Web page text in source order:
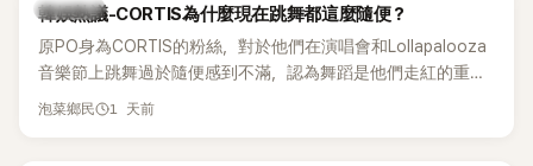
熱議討論
韓娛熱議-CORTIS為什麼現在跳舞都這麼隨便？
原PO身為CORTIS的粉絲，對於他們在演唱會和Lollapalooza
音樂節上跳舞過於隨便感到不滿，認為舞蹈是他們走紅的重要
原因，希望他們能更認真地表演。
泡菜鄉民 1 天前